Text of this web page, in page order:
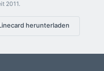
2011.
herunterladen